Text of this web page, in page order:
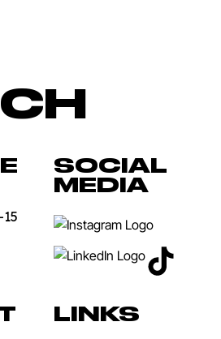
SOCIAL
MEDIA
LINKS